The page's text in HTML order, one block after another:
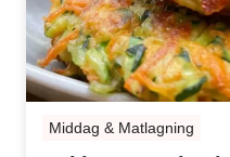
Middag & Matlagning